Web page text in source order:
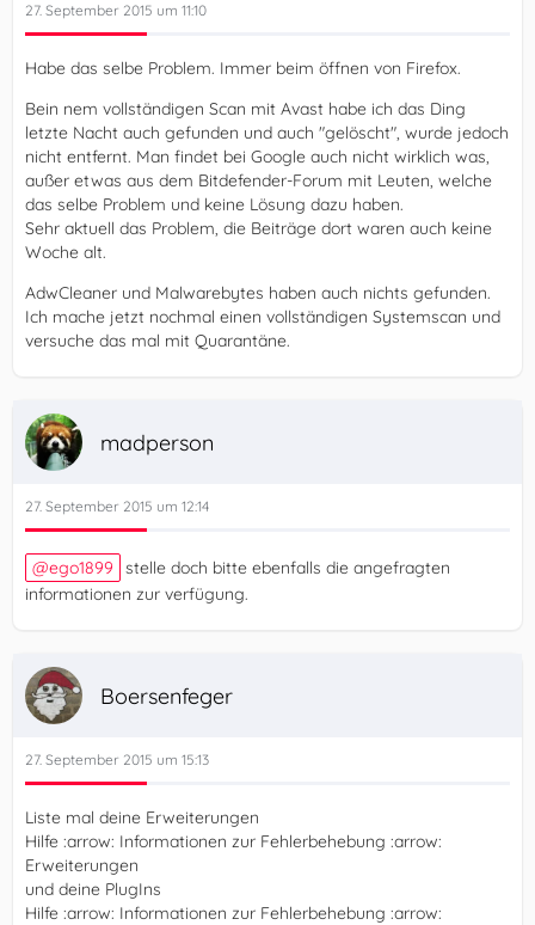
27. September 2015 um 11:10
Habe das selbe Problem. Immer beim öffnen von Firefox.
Bein nem vollständigen Scan mit Avast habe ich das Ding
letzte Nacht auch gefunden und auch "gelöscht", wurde jedoch
nicht entfernt. Man findet bei Google auch nicht wirklich was,
außer etwas aus dem Bitdefender-Forum mit Leuten, welche
das selbe Problem und keine Lösung dazu haben.
Sehr aktuell das Problem, die Beiträge dort waren auch keine
Woche alt.
AdwCleaner und Malwarebytes haben auch nichts gefunden.
Ich mache jetzt nochmal einen vollständigen Systemscan und
versuche das mal mit Quarantäne.
madperson
27. September 2015 um 12:14
ego1899
stelle doch bitte ebenfalls die angefragten
informationen zur verfügung.
Boersenfeger
27. September 2015 um 15:13
Liste mal deine Erweiterungen
Hilfe :arrow: Informationen zur Fehlerbehebung :arrow:
Erweiterungen
und deine PlugIns
Hilfe :arrow: Informationen zur Fehlerbehebung :arrow: